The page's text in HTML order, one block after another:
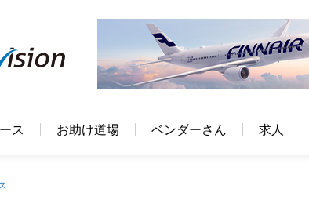
ス お助け道場 ベンダーさん 求人